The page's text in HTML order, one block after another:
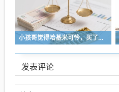
小孩哥觉得哈基米可怜，买了火腿肠喂哈基米，结果哈基米直接叼走他的鹦鹉…
发表评论